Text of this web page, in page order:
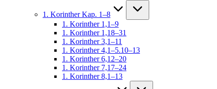
1. Korinther Kap. 1–8
1. Korinther 1,1–9
1. Korinther 1,18–31
1. Korinther 3,1–11
1. Korinther 4,1–5.10–13
1. Korinther 6,12–20
1. Korinther 7,17–24
1. Korinther 8,1–13